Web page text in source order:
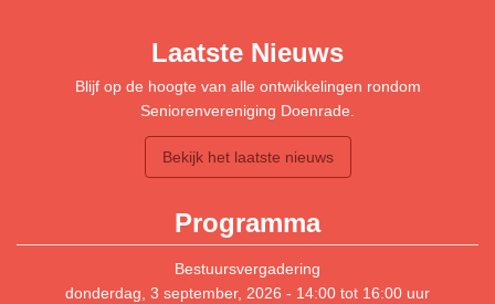
Laatste Nieuws
Blijf op de hoogte van alle ontwikkelingen rondom
Seniorenvereniging Doenrade.
Bekijk het laatste nieuws
Programma
Bestuursvergadering
donderdag, 3 september, 2026 - 14:00 tot 16:00 uur